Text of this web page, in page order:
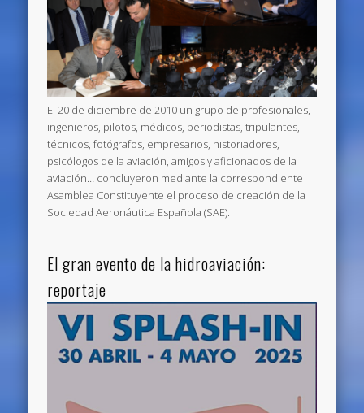
El 20 de diciembre de 2010 un grupo de profesionales,
ingenieros, pilotos, médicos, periodistas, tripulantes,
técnicos, fotógrafos, empresarios, historiadores,
psicólogos de la aviación, amigos y aficionados de la
aviación… concluyeron mediante la correspondiente
Asamblea Constituyente el proceso de creación de la
Sociedad Aeronáutica Española (SAE).
El gran evento de la hidroaviación:
reportaje